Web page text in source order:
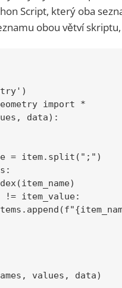
Script, který oba
obou větví
import *
data):
= item.split(";")
!= item_value:
values, data)